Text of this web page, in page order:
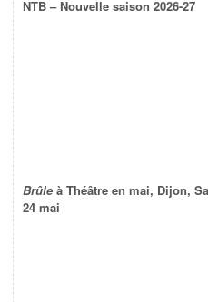
NTB – Nouvelle saison 2026-27
Brûle à Théâtre en mai, Dijon,
24 mai